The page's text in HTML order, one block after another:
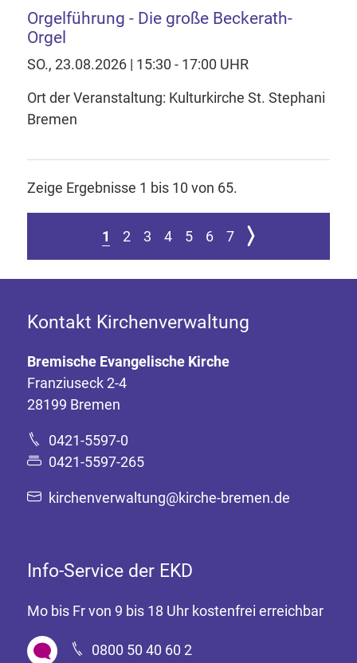
Orgelführung - Die große Beckerath-
Orgel
SO., 23.08.2026 | 15:30 - 17:00 UHR
Ort der Veranstaltung: Kulturkirche St. Stephani
Bremen
Zeige Ergebnisse 1 bis 10 von 65.
1 2 3 4 5 6 7
Kontakt Kirchenverwaltung
Bremische Evangelische Kirche
Franziuseck 2-4
28199 Bremen
0421-5597-0
0421-5597-265
kirchenverwaltung@kirche-bremen.de
Info-Service der EKD
Mo bis Fr von 9 bis 18 Uhr kostenfrei erreichbar
0800 50 40 60 2